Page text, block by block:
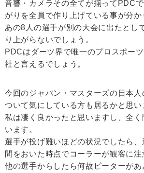
音響・カメラその全てが揃ってPDC
がりを全員で作り上げている事が分か
あの8人の選手が別の大会に出たとし
り上がらないでしょう。
PDCはダーツ界で唯一のプロスポー
社と言えるでしょう。
今回のジャパン・マスターズの日本人
ついて気にしている方も居るかと思い
私は凄く良かったと思いますし、全く
います。
選手が投げ難いほどの状況でしたら、
間をおいた時点でコーラーが観客に注
他の選手からしたら何故ピーターがあ